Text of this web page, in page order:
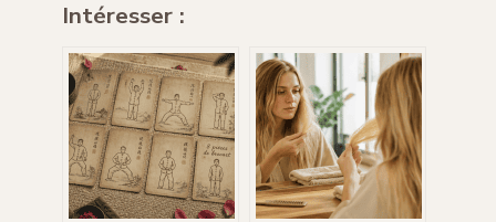
Intéresser :